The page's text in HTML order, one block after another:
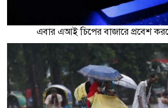
এবার এআই চিপের বাজারে প্রবেশ